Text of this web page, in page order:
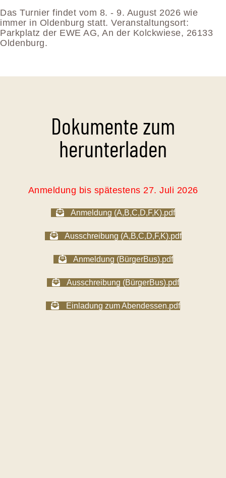
Das Turnier findet vom 8. - 9. August 2026 wie
immer in Oldenburg statt. Veranstaltungsort:
Parkplatz der EWE AG, An der Kolckwiese, 26133
Oldenburg.
Dokumente zum
herunterladen
Anmeldung bis spätestens 27. Juli 2026
Anmeldung (A,B,C,D,F,K).pdf
Ausschreibung (A,B,C,D,F,K).pdf
Anmeldung (BürgerBus).pdf
Ausschreibung (BürgerBus).pdf
Einladung zum Abendessen.pdf